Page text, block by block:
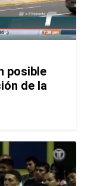
posible
de la